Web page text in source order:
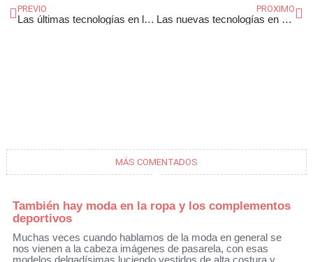
PREVIO
Las últimas tecnologías en las cocinas modulares
PROXIMO
Las nuevas tecnologías en el cuidado estético
MÁS COMENTADOS
También hay moda en la ropa y los complementos
deportivos
Muchas veces cuando hablamos de la moda en general se
nos vienen a la cabeza imágenes de pasarela, con esas